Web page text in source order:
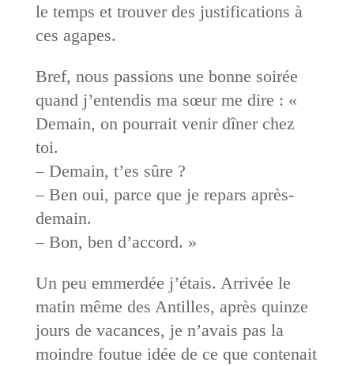
le temps et trouver des justifications à
ces agapes.
Bref, nous passions une bonne soirée
quand j’entendis ma sœur me dire : «
Demain, on pourrait venir dîner chez
toi.
– Demain, t’es sûre ?
– Ben oui, parce que je repars après-
demain.
– Bon, ben d’accord. »
Un peu emmerdée j’étais. Arrivée le
matin même des Antilles, après quinze
jours de vacances, je n’avais pas la
moindre foutue idée de ce que contenait